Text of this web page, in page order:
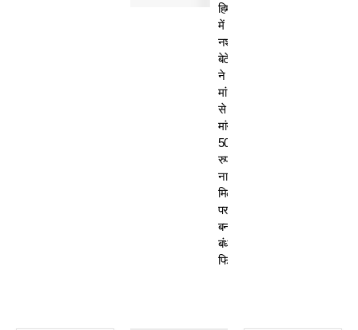
हिमाचल
में
नशेड़ी
बेटे
ने
मां
से
मांगे
50
रुपए-
ना
मिलने
पर
बनाया
बंधक,
फिर…